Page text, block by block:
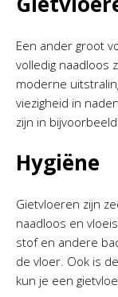
Een ander groot
volledig naadloos
moderne
viezigheid in
zijn in
Hygiëne
Gietvloeren zijn
naadloos en
stof en andere
de vloer. Ook is
kun je een